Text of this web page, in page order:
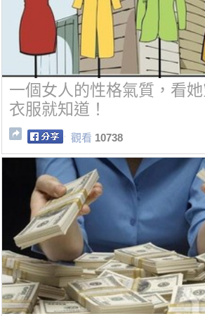
一個女人的性格氣質，看
衣服就知道！
觀看 10738